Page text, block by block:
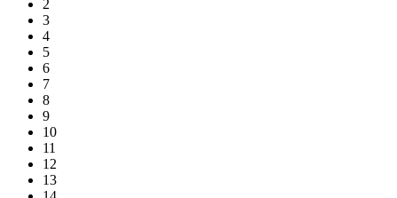
2
3
4
5
6
7
8
9
10
11
12
13